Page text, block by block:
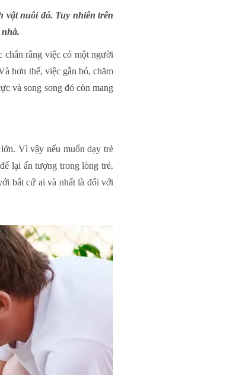
vật nuôi đó. Tuy nhiên trên
chắn rằng việc có một người
hơn thế, việc gắn bó, chăm
và song song đó còn mang
Vì vậy nếu muốn dạy trẻ
lại ấn tượng trong lòng trẻ.
bất cứ ai và nhất là đối với